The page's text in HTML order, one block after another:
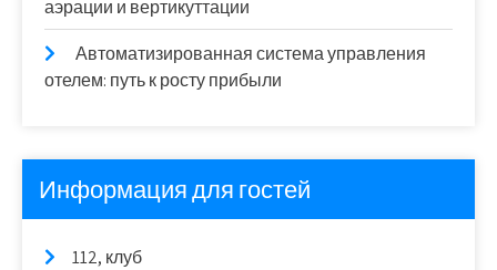
аэрации и вертикуттации
Автоматизированная система управления
отелем: путь к росту прибыли
Информация для гостей
112, клуб